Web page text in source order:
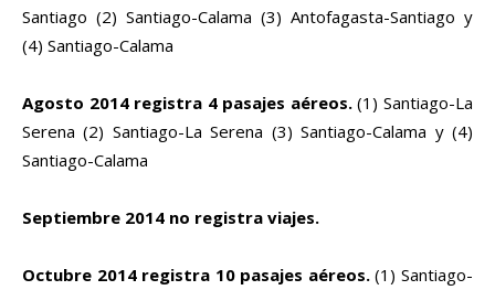
Santiago (2) Santiago-Calama (3) Antofagasta-Santiago y
(4) Santiago-Calama
Agosto 2014 registra 4 pasajes aéreos.(1) Santiago-La
Serena (2) Santiago-La Serena (3) Santiago-Calama y (4)
Santiago-Calama
Septiembre 2014 no registra viajes.
Octubre 2014 registra 10 pasajes aéreos.(1) Santiago-